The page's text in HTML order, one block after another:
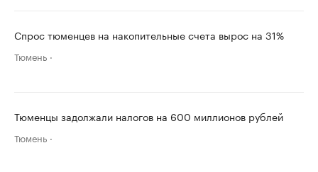
Спрос тюменцев на накопительные счета вырос на 31%
Тюмень
Тюменцы задолжали налогов на 600 миллионов рублей
Тюмень